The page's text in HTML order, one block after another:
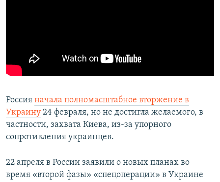
Россия начала полномасштабное вторжение в
Украину 24 февраля, но не достигла желаемого, в
частности, захвата Киева, из-за упорного
сопротивления украинцев.
22 апреля в России заявили о новых планах во
время «второй фазы» «спецоперации» в Украине